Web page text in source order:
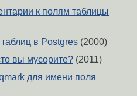
к полям таблицы
в Postgres (2000)
вы мусорите? (2011)
для имени поля